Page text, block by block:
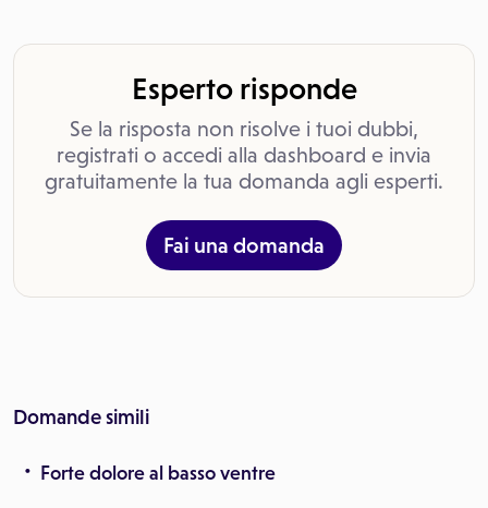
Esperto risponde
Se la risposta non risolve i tuoi dubbi,
registrati o accedi alla dashboard e invia
gratuitamente la tua domanda agli esperti.
Fai una domanda
Domande simili
Forte dolore al basso ventre